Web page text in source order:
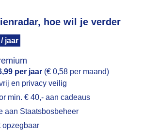
hoe wil je verder
jaar
per jaar (€ 0,58 per maand)
en privacy veilig
min. € 40,- aan cadeaus
aan Staatsbosbeheer
opzegbaar
vanmorgen in Simpelveld
locatie gebruiken voor het
geen akkoord op hebt gegeven,
een pop-up uit je browser waarin